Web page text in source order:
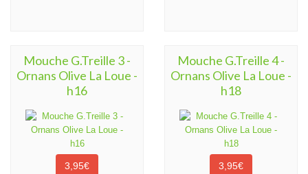
Mouche G.Treille 3 -
Ornans Olive La Loue -
h16
3,95€
Mouche G.Treille 4 -
Ornans Olive La Loue -
h18
3,95€